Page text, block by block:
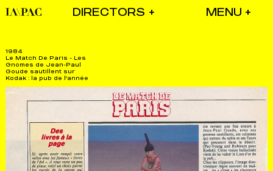
DIRECTORS
1984
Le Match De Paris - Les
Gnomes de Jean-Paul
Goude sautillent sur
Kodak : la pub de l'année